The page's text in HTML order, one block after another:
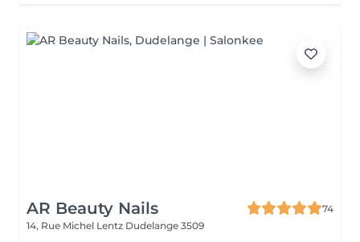
AR Beauty Nails
74
14, Rue Michel Lentz Dudelange 3509